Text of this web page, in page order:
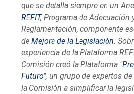
que se detalla siempre en un
REFIT, Programa de Adecuación
Reglamentación, componente
deMejora de la Legislación.
experiencia de la Plataforma
Comisión creó la Plataforma "
Futuro", un grupo de expertos
la Comisión a simplificar la